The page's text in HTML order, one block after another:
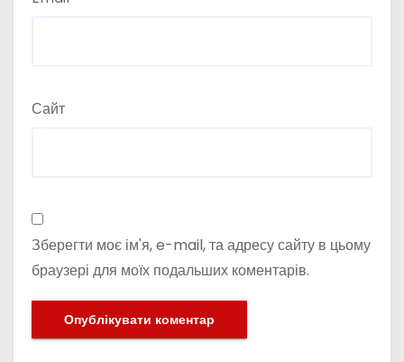
Сайт
Зберегти моє ім'я, e-mail, та адресу сайту в цьому
браузері для моїх подальших коментарів.